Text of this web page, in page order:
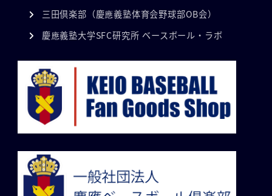
三田倶楽部（慶應義塾体育会野球部OB会）
慶應義塾大学SFC研究所 ベースボール・ラボ